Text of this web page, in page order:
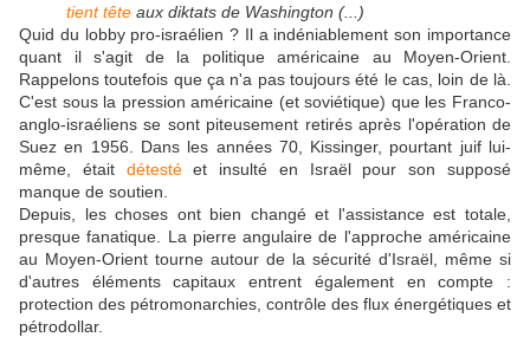
tient tête aux diktats de Washington (...)
Quid du lobby pro-israélien ? Il a indéniablement son importance
quant il s'agit de la politique américaine au Moyen-Orient.
Rappelons toutefois que ça n'a pas toujours été le cas, loin de là.
C'est sous la pression américaine (et soviétique) que les Franco-
anglo-israéliens se sont piteusement retirés après l'opération de
Suez en 1956. Dans les années 70, Kissinger, pourtant juif lui-
même, était détestéet insulté en Israël pour son supposé
manque de soutien.
Depuis, les choses ont bien changé et l'assistance est totale,
presque fanatique. La pierre angulaire de l'approche américaine
au Moyen-Orient tourne autour de la sécurité d'Israël, même si
d'autres éléments capitaux entrent également en compte :
protection des pétromonarchies, contrôle des flux énergétiques et
pétrodollar.